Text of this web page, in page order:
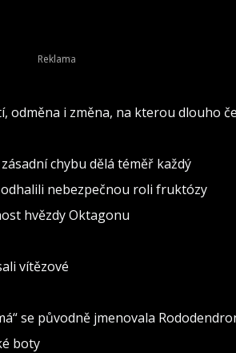
odměna i změna, na kterou dlouho
chybu dělá téměř každý
nebezpečnou roli fruktózy
hvězdy Oktagonu
vítězové
se původně jmenovala
boty